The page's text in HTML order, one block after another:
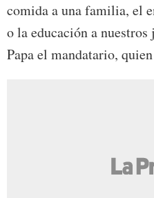
comida a una familia, el
o la educación a nuestros
Papa el mandatario,